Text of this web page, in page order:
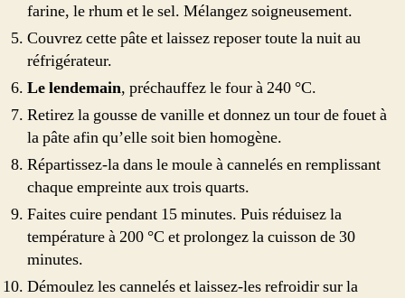
farine, le rhum et le sel. Mélangez soigneusement.
Couvrez cette pâte et laissez reposer toute la nuit au
réfrigérateur.
Le lendemain, préchauffez le four à 240 °C.
Retirez la gousse de vanille et donnez un tour de fouet à
la pâte afin qu’elle soit bien homogène.
Répartissez-la dans le moule à cannelés en remplissant
chaque empreinte aux trois quarts.
Faites cuire pendant 15 minutes. Puis réduisez la
température à 200 °C et prolongez la cuisson de 30
minutes.
Démoulez les cannelés et laissez-les refroidir sur la